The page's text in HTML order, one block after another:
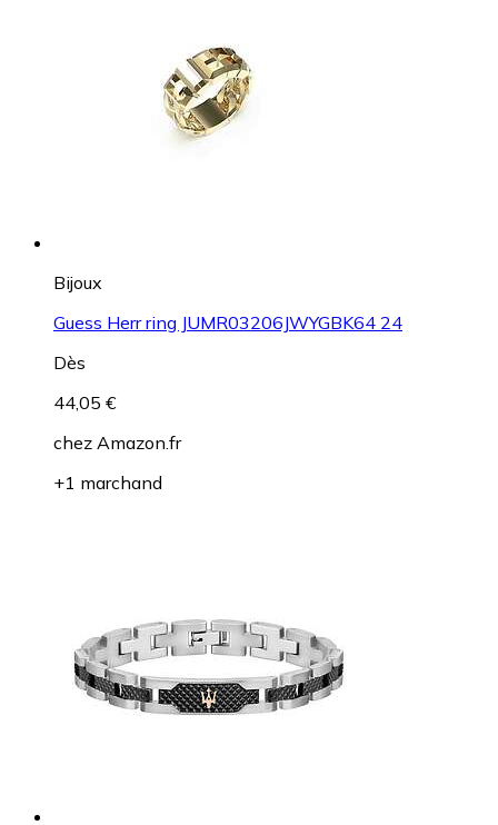
Bijoux
Guess Herr ring JUMR03206JWYGBK64 24
Dès
44,05 €
chez Amazon.fr
+1 marchand